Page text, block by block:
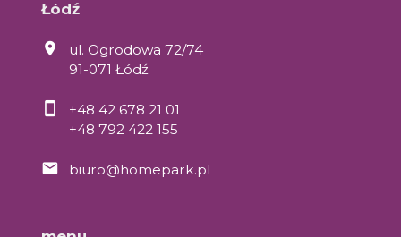
Łódź
ul. Ogrodowa 72/74
91-071 Łódź
+48 42 678 21 01
+48 792 422 155
biuro@homepark.pl